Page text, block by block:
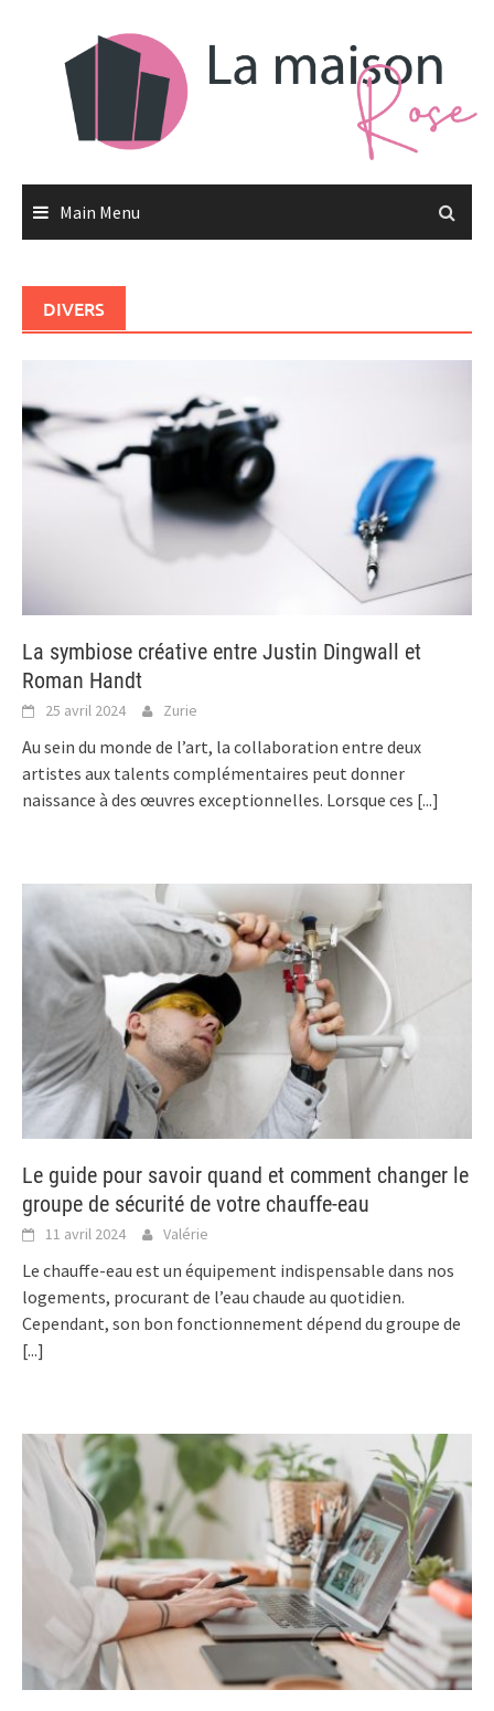
Main Menu
DIVERS
La symbiose créative entre Justin Dingwall et
Roman Handt
25 avril 2024 Zurie
Au sein du monde de l’art, la collaboration entre deux
artistes aux talents complémentaires peut donner
naissance à des œuvres exceptionnelles. Lorsque ces [...]
Le guide pour savoir quand et comment changer le
groupe de sécurité de votre chauffe-eau
11 avril 2024 Valérie
Le chauffe-eau est un équipement indispensable dans nos
logements, procurant de l’eau chaude au quotidien.
Cependant, son bon fonctionnement dépend du groupe de
[...]